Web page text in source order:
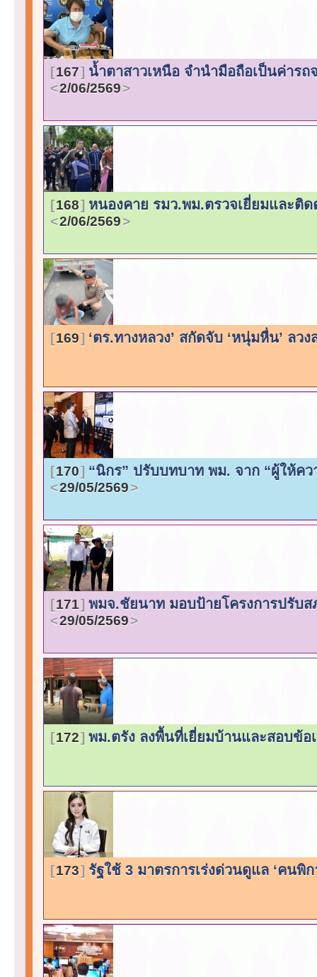
167 น้ำตาสาวเหนือ จำนำมือถือเป็นค่าร
2/06/2569
168 หนองคาย รมว.พม.ตรวจเยี่ยมและ
2/06/2569
169 ‘ตร.ทางหลวง’ สกัดจับ ‘หนุ่มหื่น’ ลว
170 “นิกร” ปรับบทบาท พม. จาก “ผู้ให้ค
29/05/2569
171 พมจ.ชัยนาท มอบป้ายโครงการปรับ
29/05/2569
172 พม.ตรัง ลงพื้นที่เยี่ยมบ้านและสอบข้อ
173 รัฐใช้ 3 มาตรการเร่งด่วนดูแล ‘คนพิ